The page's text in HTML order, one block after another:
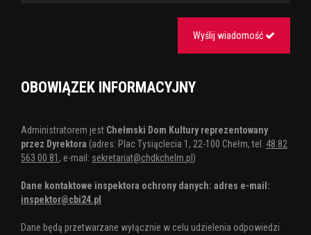
Wyślij wiadomość
OBOWIĄZEK INFORMACYJNY
Administratorem jest Chełmski Dom Kultury reprezentowany
przez Dyrektora (adres: Plac Tysiąclecia 1, 22-100 Chełm, tel. 48 82
563 00 81 , e-mail: sekretariat@chdkchelm.pl )
Dane kontaktowe inspektora ochrony danych: adres e-mail:
inspektor@cbi24.pl
Dane będą przetwarzane wyłącznie w celu udzielenia odpowiedzi